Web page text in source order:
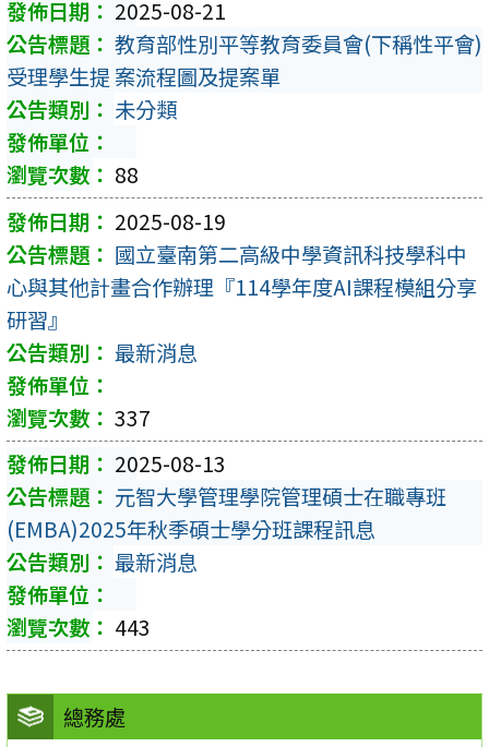
總務處
2025-08-21
教育部性別平等教育委員會(下稱性平會)
受理學生提 案流程圖及提案單
未分類
88
2025-08-19
國立臺南第二高級中學資訊科技學科中
心與其他計畫合作辦理『114學年度AI課程模組分享
研習』
最新消息
337
2025-08-13
元智大學管理學院管理碩士在職專班
(EMBA)2025年秋季碩士學分班課程訊息
最新消息
443